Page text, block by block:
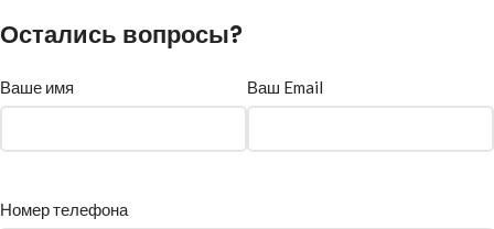
Остались вопросы?
Ваше имя Ваш Email
Номер телефона